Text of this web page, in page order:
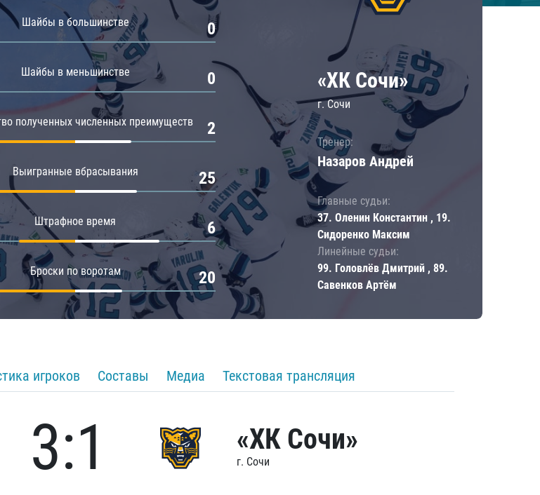
Шайбы в большинстве 0
Шайбы в меньшинстве 0
полученных численных преимуществ 2
Выигранные вбрасывания 25
Штрафное время 6
Броски по воротам 20
«ХК Сочи»
г. Сочи
Тренер:
Назаров Андрей
Главные судьи:
37. Оленин Константин , 19.
Сидоренко Максим
Линейные судьи:
99. Головлёв Дмитрий , 89.
Савенков Артём
игроков Составы Медиа Текстовая трансляция
3:1 «ХК Сочи»
г. Сочи